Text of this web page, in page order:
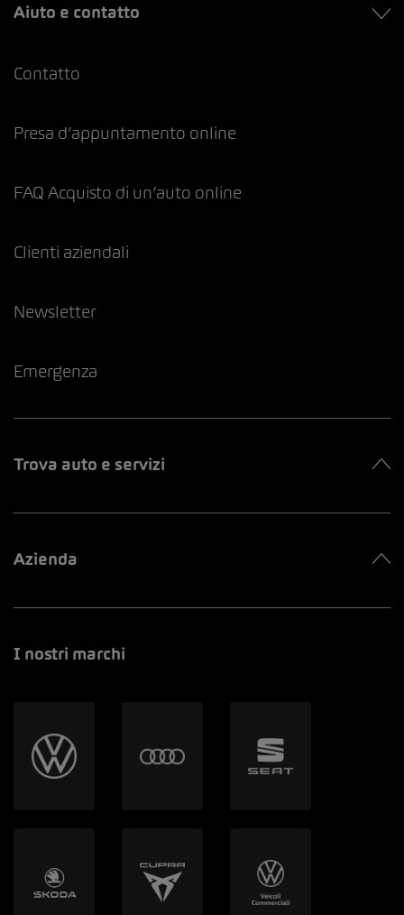
Aiuto e contatto
Contatto
Presa d’appuntamento online
FAQ Acquisto di un’auto online
Clienti aziendali
Newsletter
Emergenza
Trova auto e servizi
Azienda
I nostri marchi